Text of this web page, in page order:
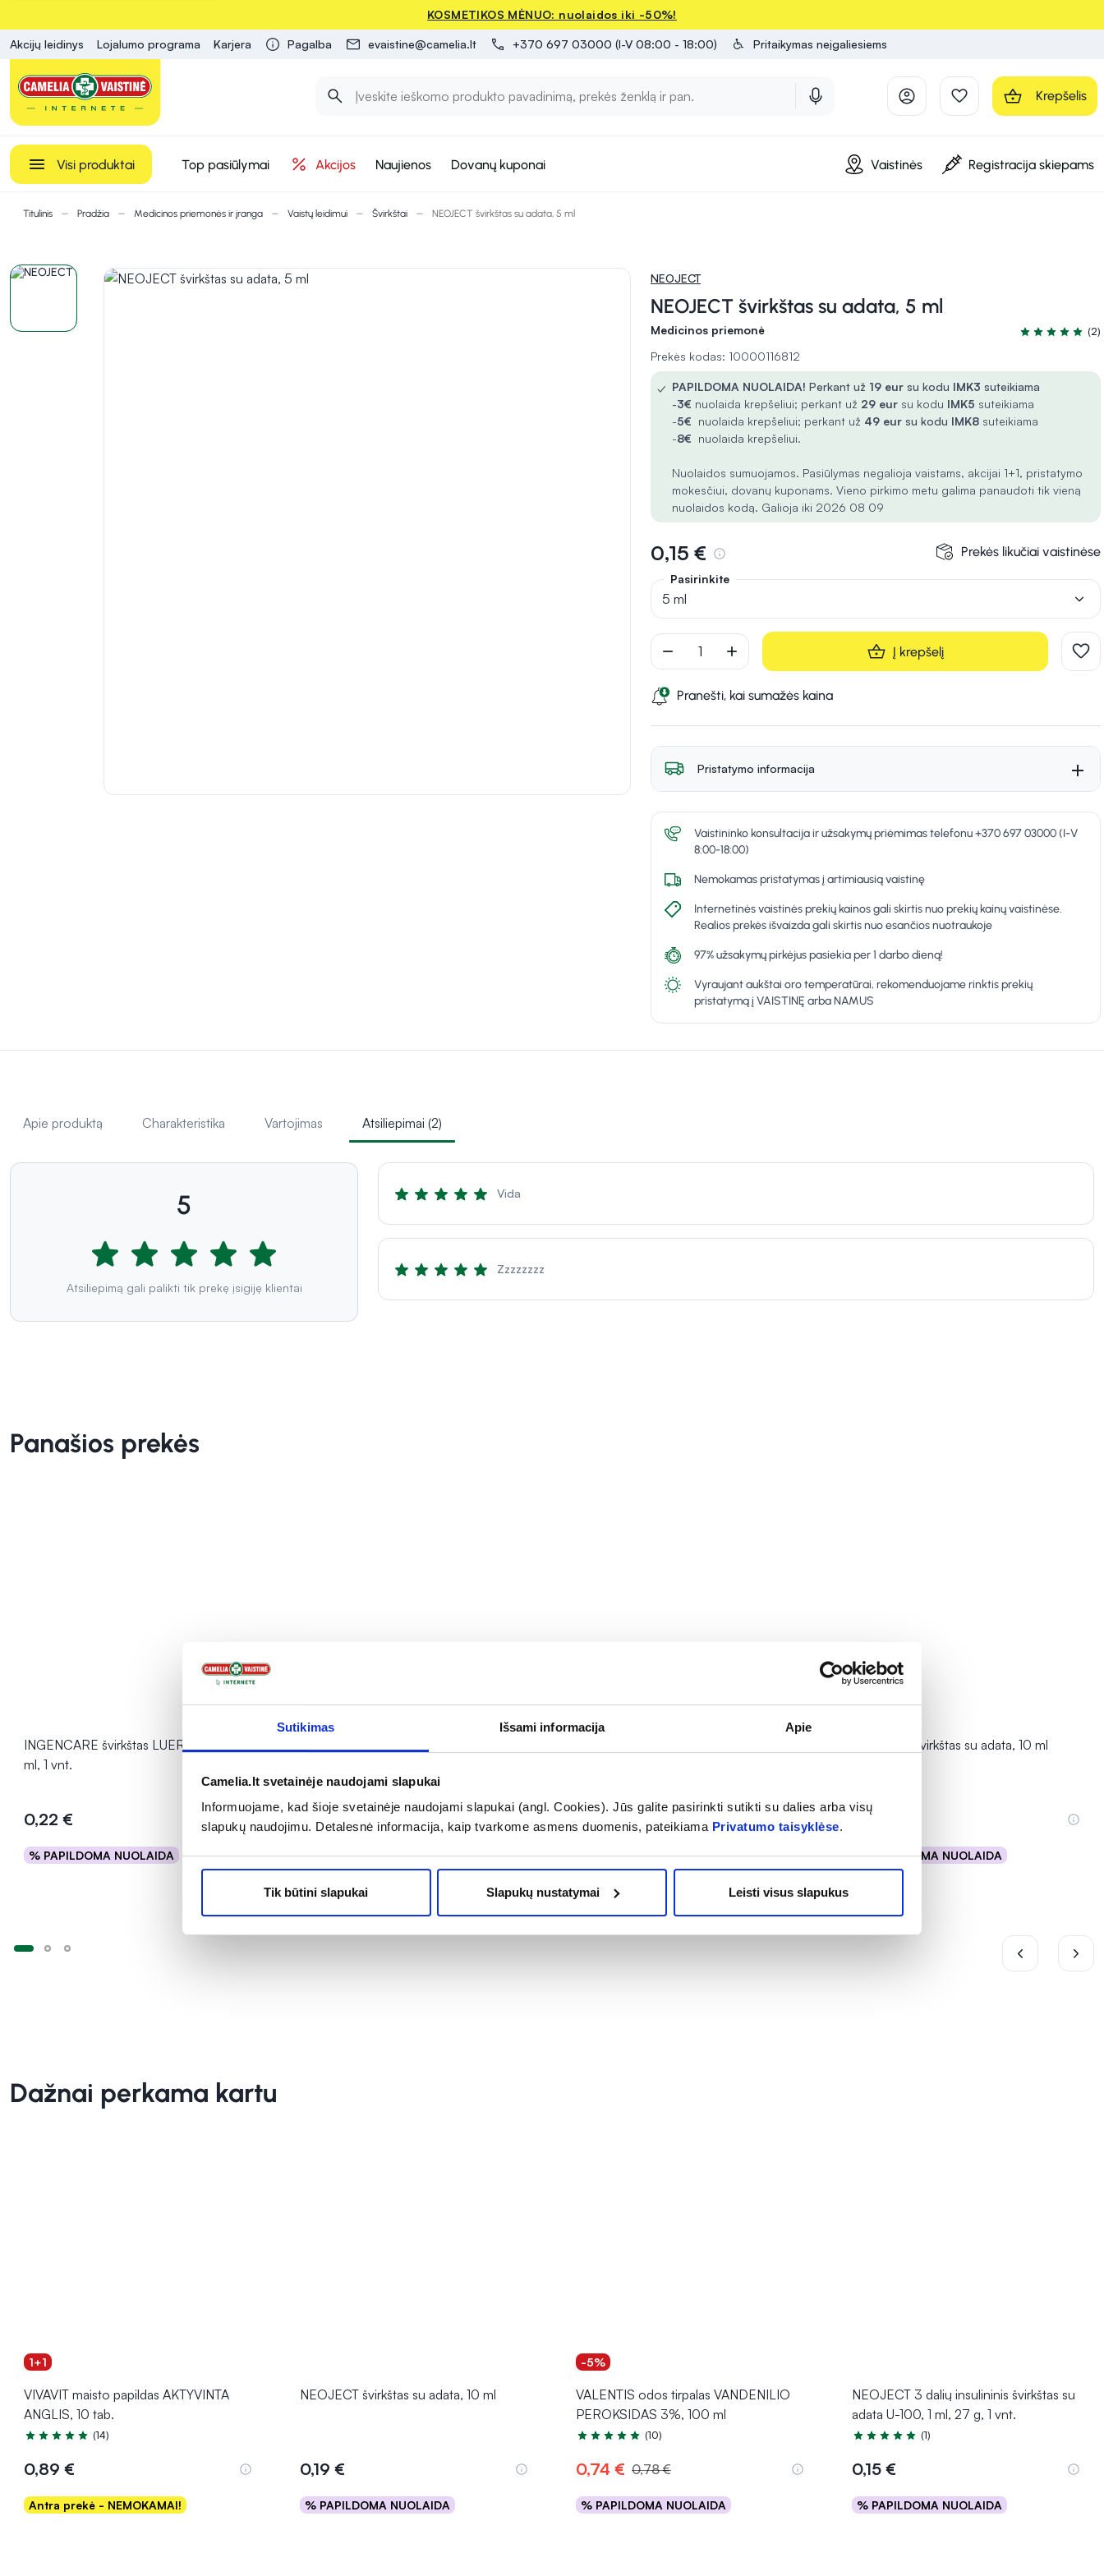
Sutikimas Išsami informacija Apie
Camelia.lt svetainėje naudojami slapukai
Informuojame, kad šioje svetainėje naudojami slapukai (angl. Cookies). Jūs galite pasirinkti sutikti su dalies arba visų
slapukų naudojimu. Detalesnė informacija, kaip tvarkome asmens duomenis, pateikiama Privatumo taisyklėse.
Tik būtini slapukai Slapukų nustatymai Leisti visus slapukus
KOSMETIKOS MĖNUO: nuolaidos iki -50%!
Akcijų leidinys Lojalumo programa Karjera Pagalba evaistine@camelia.lt +370 697 03000 (I-V 08:00 - 18:00) Pritaikymas neįgaliesiems
Krepšelis
Visi produktai Top pasiūlymai Akcijos Naujienos Dovanų kuponai Vaistinės Registracija skiepams
Titulinis Pradžia Medicinos priemonės ir įranga Vaistų leidimui Švirkštai NEOJECT švirkštas su adata, 5 ml
NEOJECT
NEOJECT švirkštas su adata, 5 ml
Medicinos priemonė
Įvertinimas
(2)
Prekės kodas: 10000116812
✓ PAPILDOMA NUOLAIDA! Perkant už 19 eur su kodu IMK3 suteikiama
-3€ nuolaida krepšeliui; perkant už 29 eur su kodu IMK5 suteikiama
-5€ nuolaida krepšeliui; perkant už 49 eur su kodu IMK8 suteikiama
-8€ nuolaida krepšeliui.
Nuolaidos sumuojamos. Pasiūlymas negalioja vaistams, akcijai 1+1, pristatymo
mokesčiui, dovanų kuponams. Vieno pirkimo metu galima panaudoti tik vieną
nuolaidos kodą. Galioja iki 2026 08 09
0,15 € Prekės likučiai vaistinėse
Pasirinkite
5 ml
remove add Į krepšelį
Pranešti, kai sumažės kaina
Pristatymo informacija
Vaistininko konsultacija ir užsakymų priėmimas telefonu +370 697 03000 (I-V
8:00-18:00)
Nemokamas pristatymas į artimiausią vaistinę
Internetinės vaistinės prekių kainos gali skirtis nuo prekių kainų vaistinėse.
Realios prekės išvaizda gali skirtis nuo esančios nuotraukoje
97% užsakymų pirkėjus pasiekia per 1 darbo dieną!
Vyraujant aukštai oro temperatūrai, rekomenduojame rinktis prekių
pristatymą į VAISTINĘ arba NAMUS
Apie produktą Charakteristika Vartojimas Atsiliepimai (2)
5
Atsiliepimą gali palikti tik prekę įsigiję klientai
Vida
Zzzzzzzz
Panašios prekės
INGENCARE švirkštas LUER LOCK, 10
ml, 1 vnt.
0,22 €
% PAPILDOMA NUOLAIDA
Į krepšelį
(1)
0,19 €
% PAPILDOMA NUOLAIDA
0,48 €
% PAPILDOMA NUOLAIDA
NEOJECT švirkštas su adata, 10 ml
0,19 €
% PAPILDOMA NUOLAIDA
Į krepšelį
Dažnai perkama kartu
1+1
VIVAVIT maisto papildas AKTYVINTA
ANGLIS, 10 tab.
Įvertinimas 5.0 iš 5
(14)
0,89 €
Antra prekė - NEMOKAMAI!
Į krepšelį
NEOJECT švirkštas su adata, 10 ml
0,19 €
% PAPILDOMA NUOLAIDA
Į krepšelį
-5%
VALENTIS odos tirpalas VANDENILIO
PEROKSIDAS 3%, 100 ml
Įvertinimas 4.7 iš 5
(10)
0,74 € 0,78 €
% PAPILDOMA NUOLAIDA
Į krepšelį
NEOJECT 3 dalių insulininis švirkštas su
adata U-100, 1 ml, 27 g, 1 vnt.
Įvertinimas 5.0 iš 5
(1)
0,15 €
% PAPILDOMA NUOLAIDA
Į krepšelį